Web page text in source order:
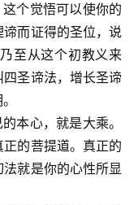
个觉悟可以使你的
而证得的圣位，说
至从这个初教义来
圣谛法，增长圣谛
本心，就是大乘。
的菩提道。真正的
就是你的心性所显